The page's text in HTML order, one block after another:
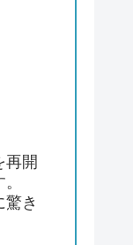
再開
き